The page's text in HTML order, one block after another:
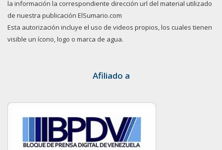
la información la correspondiente dirección url del material utilizado
de nuestra publicación ElSumario.com
Esta autorización incluye el uso de videos propios, los cuales tienen
visible un ícono, logo o marca de agua.
Afiliado a